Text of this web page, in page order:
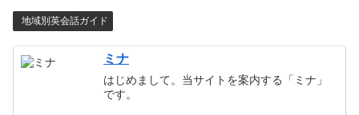
地域別英会話ガイド
ミナ
はじめまして。当サイトを案内する「ミナ」
です。